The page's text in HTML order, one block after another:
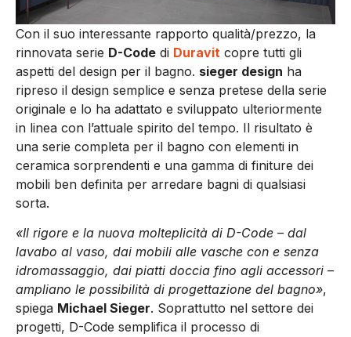
Con il suo interessante rapporto qualità/prezzo, la
rinnovata serie D-Code di Duravit copre tutti gli
aspetti del design per il bagno. sieger design ha
ripreso il design semplice e senza pretese della serie
originale e lo ha adattato e sviluppato ulteriormente
in linea con l’attuale spirito del tempo. Il risultato è
una serie completa per il bagno con elementi in
ceramica sorprendenti e una gamma di finiture dei
mobili ben definita per arredare bagni di qualsiasi
sorta.
«Il rigore e la nuova molteplicità di D-Code – dal
lavabo al vaso, dai mobili alle vasche con e senza
idromassaggio, dai piatti doccia fino agli accessori –
ampliano le possibilità di progettazione del bagno»,
spiega Michael Sieger. Soprattutto nel settore dei
progetti, D-Code semplifica il processo di